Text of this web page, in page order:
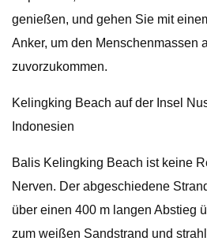
genießen, und gehen Sie mit
Anker, um den Menschenmassen
zuvorzukommen.
Kelingking Beach auf der Insel
Indonesien
Balis Kelingking Beach ist keine
Nerven. Der abgeschiedene
über einen 400 m langen Abstieg
zum weißen Sandstrand und